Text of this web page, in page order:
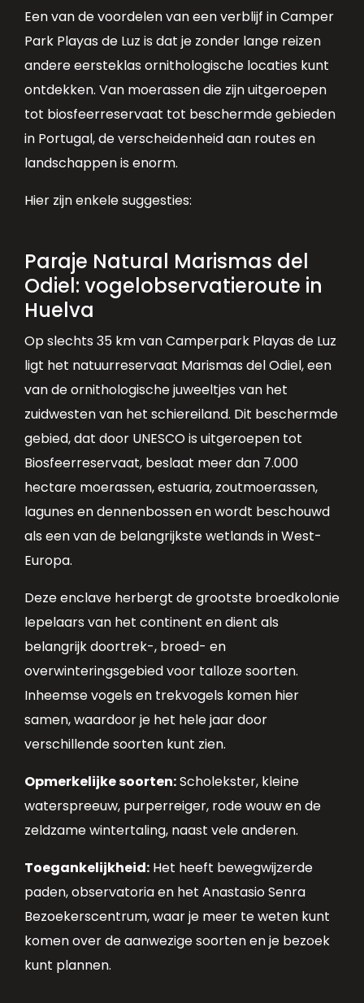
Een van de voordelen van een verblijf in Camper
Park Playas de Luz is dat je zonder lange reizen
andere eersteklas ornithologische locaties kunt
ontdekken. Van moerassen die zijn uitgeroepen
tot biosfeerreservaat tot beschermde gebieden
in Portugal, de verscheidenheid aan routes en
landschappen is enorm.
Hier zijn enkele suggesties:
Paraje Natural Marismas del
Odiel: vogelobservatieroute in
Huelva
Op slechts 35 km van Camperpark Playas de Luz
ligt het natuurreservaat Marismas del Odiel, een
van de ornithologische juweeltjes van het
zuidwesten van het schiereiland. Dit beschermde
gebied, dat door UNESCO is uitgeroepen tot
Biosfeerreservaat, beslaat meer dan 7.000
hectare moerassen, estuaria, zoutmoerassen,
lagunes en dennenbossen en wordt beschouwd
als een van de belangrijkste wetlands in West-
Europa.
Deze enclave herbergt de grootste broedkolonie
lepelaars van het continent en dient als
belangrijk doortrek-, broed- en
overwinteringsgebied voor talloze soorten.
Inheemse vogels en trekvogels komen hier
samen, waardoor je het hele jaar door
verschillende soorten kunt zien.
Opmerkelijke soorten:Scholekster, kleine
waterspreeuw, purperreiger, rode wouw en de
zeldzame wintertaling, naast vele anderen.
Toegankelijkheid: Het heeft bewegwijzerde
paden, observatoria en het Anastasio Senra
Bezoekerscentrum, waar je meer te weten kunt
komen over de aanwezige soorten en je bezoek
kunt plannen.